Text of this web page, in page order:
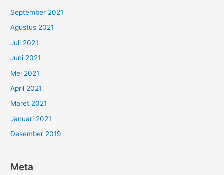
September 2021
Agustus 2021
Juli 2021
Juni 2021
Mei 2021
April 2021
Maret 2021
Januari 2021
Desember 2019
Meta